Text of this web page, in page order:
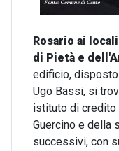
Rosario ai
di Pietà e
edificio,
Ugo Bassi, si
istituto di credito
Guercino e della
successivi, con